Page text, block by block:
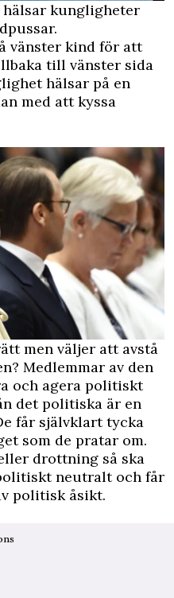
kungligheter
vänster kind för att
till vänster sida
hälsar på en
med att kyssa
men väljer att avstå
Medlemmar av den
och agera politiskt
det politiska är en
får självklart tycka
som de pratar om.
drottning så ska
neutralt och får
politisk åsikt.